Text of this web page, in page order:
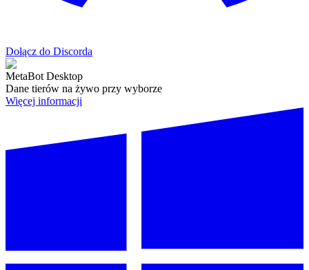
Dołącz do Discorda
MetaBot Desktop
Dane tierów na żywo przy wyborze
Więcej informacji